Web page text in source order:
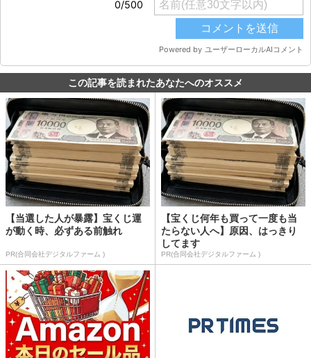
この記事を読まれたあなたへのオススメ
【当選した人が暴露】宝くじ運
が動く時、必ずある前触れ
PR(合同会社デジタルファーム )
【宝くじ何年も買って一度も当
たらない人へ】原因、はっきり
してます
PR(合同会社デジタルファーム )